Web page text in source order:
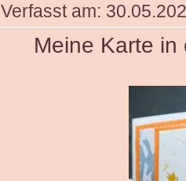
Verfasst am:
Meine Karte